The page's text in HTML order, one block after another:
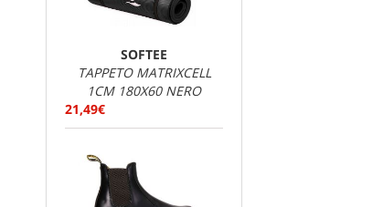
SOFTEE
TAPPETO MATRIXCELL
1CM 180X60 NERO
21,49€